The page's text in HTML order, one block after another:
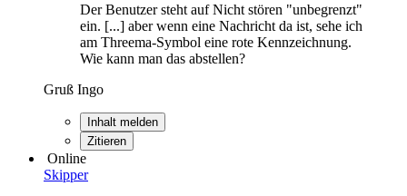
Der Benutzer steht auf Nicht stören "unbegrenzt"
ein. [...] aber wenn eine Nachricht da ist, sehe ich
am Threema-Symbol eine rote Kennzeichnung.
Wie kann man das abstellen?
Gruß Ingo
Inhalt melden
Zitieren
Online
Skipper